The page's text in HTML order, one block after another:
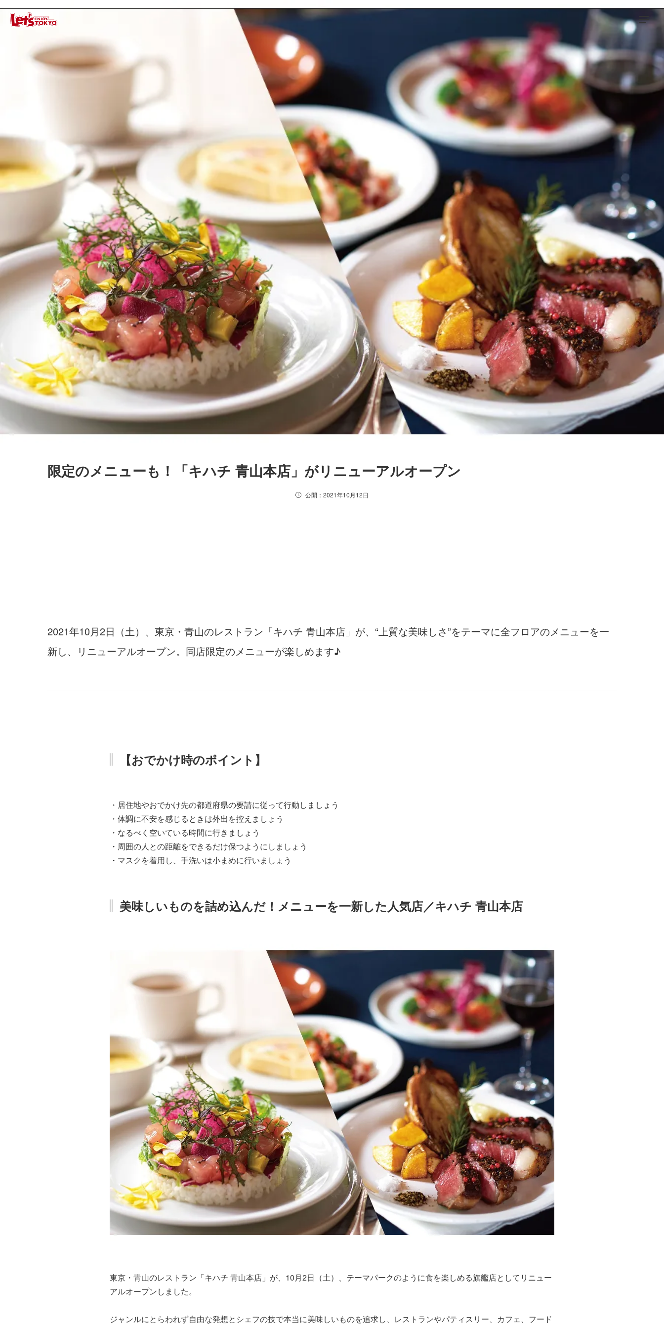
限定のメニューも！「キハチ 青山本店」がリニューアルオープン
公開：2021年10月12日
2021年10月2日（土）、東京・青山のレストラン「キハチ 青山本店」が、“上質な美味しさ”をテーマに全フロアのメニューを一
新し、リニューアルオープン。同店限定のメニューが楽しめます♪
【おでかけ時のポイント】
・居住地やおでかけ先の都道府県の要請に従って行動しましょう
・体調に不安を感じるときは外出を控えましょう
・なるべく空いている時間に行きましょう
・周囲の人との距離をできるだけ保つようにしましょう
・マスクを着用し、手洗いは小まめに行いましょう
美味しいものを詰め込んだ！メニューを一新した人気店／キハチ 青山本店
東京・青山のレストラン「キハチ 青山本店」が、10月2日（土）、テーマパークのように食を楽しめる旗艦店としてリニュー
アルオープンしました。
ジャンルにとらわれず自由な発想とシェフの技で本当に美味しいものを追求し、レストランやパティスリー、カフェ、フード